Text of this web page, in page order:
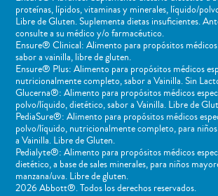
proteínas, lípidos, vitaminas y minerales, líquido/
Libre de Gluten. Suplementa dietas insuficientes.
consulte a su médico y/o farmacéutico.
Ensure® Clinical: Alimento para propósitos
sabor a vainilla, libre de gluten.
Ensure® Plus: Alimento para propósitos médicos
nutricionalmente completo, sabor a Vainilla. Sin
Glucerna®: Alimento para propósitos médicos
polvo/líquido, dietético, sabor a Vainilla. Libre de
PediaSure®: Alimento para propósitos médicos
polvo/líquido, nutricionalmente completo, para niños
a Vainilla. Libre de Gluten.
Pedialyte®: Alimento para propósitos médicos
dietético, a base de sales minerales, para niños
manzana/uva. Libre de gluten.
2026 Abbott®. Todos los derechos reservados.